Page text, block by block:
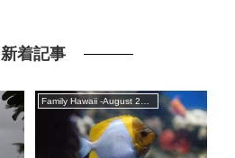
新着記事